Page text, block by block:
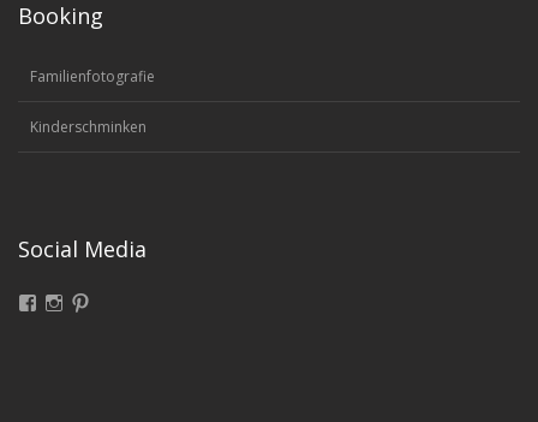
Booking
Familienfotografie
Kinderschminken
Social Media
FacebookInstagram